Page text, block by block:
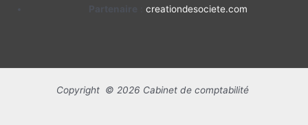
:creationdesociete.com
Copyright © 2026 Cabinet de comptabilité